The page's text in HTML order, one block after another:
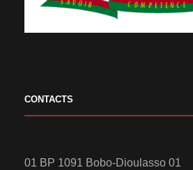
CONTACTS
01 BP 1091 Bobo-Dioulasso 01